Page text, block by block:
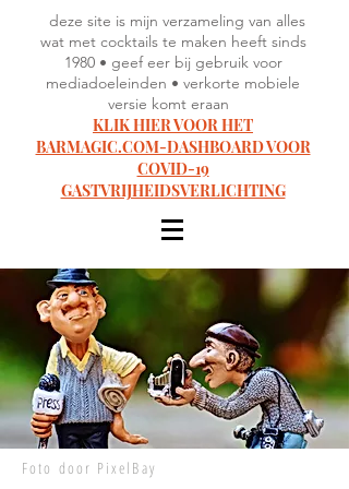
deze site is mijn verzameling van alles
wat met cocktails te maken heeft sinds
1980 • geef eer bij gebruik voor
mediadoeleinden • verkorte mobiele
versie komt eraan
KLIK HIER VOOR HET
BARMAGIC.COM-DASHBOARD VOOR
COVID-19
GASTVRIJHEIDSVERLICHTING
Foto door PixelBay